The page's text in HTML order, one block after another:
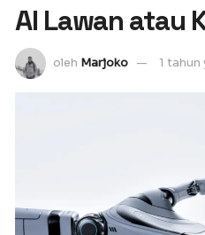
AI Lawan atau
oleh Marjoko 1 tahun